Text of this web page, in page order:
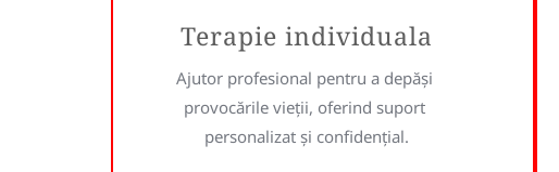
Terapie individuala
Ajutor profesional pentru a depăși
provocările vieții, oferind suport
personalizat și confidențial.